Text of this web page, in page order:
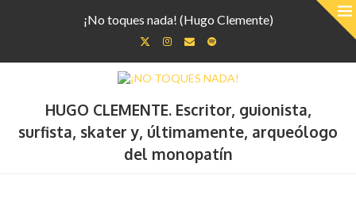
¡No toques nada! (Hugo Clemente)
HUGO CLEMENTE. Escritor, guionista,
surfista, skater y, últimamente, arqueólogo
del monopatín